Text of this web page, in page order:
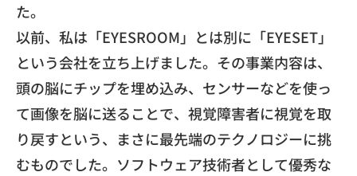
た。
​以前、私は「EYESROOM」とは別に「EYESET」
という会社を立ち上げました。その事業内容は、
頭の脳にチップを埋め込み、 センサーなどを使っ
て画像を脳に送ることで、 視覚障害者に視覚を取
り戻すという、 まさに最先端のテクノロジーに挑
むものでした。 ソフトウェア技術者として優秀な